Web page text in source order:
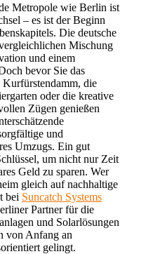
Metropole wie Berlin ist
– es ist der Beginn
Die deutsche
Mischung
und einem
bevor Sie das
Kurfürstendamm, die
oder die kreative
Zügen genießen
und
Umzugs. Ein gut
um nicht nur Zeit
Geld zu sparen. Wer
gleich auf nachhaltige
bei Suncatch Systems
Partner für die
und Solarlösungen
von Anfang an
gelingt.